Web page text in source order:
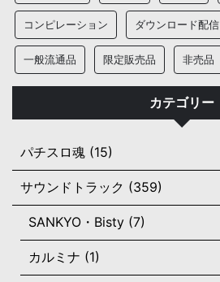
コンピレーション ダウンロード配信
一般流通品 限定販売品 非売品
カテゴリー
パチスロ魂 (15)
サウンドトラック (359)
SANKYO・Bisty (7)
カルミナ (1)